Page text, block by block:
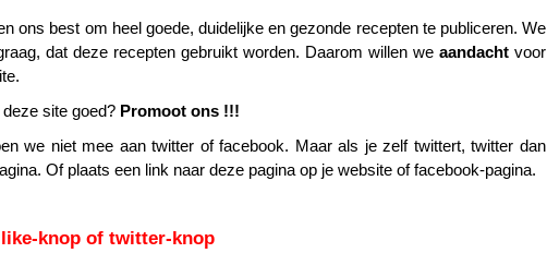
ons best om heel goede, duidelijke en gezonde recepten te publiceren. We
dat deze recepten gebruikt worden. Daarom willen we aandacht voor
deze site goed? Promoot ons !!!
we niet mee aan twitter of facebook. Maar als je zelf twittert, twitter dan
Of plaats een link naar deze pagina op je website of facebook-pagina.
like-knop of twitter-knop